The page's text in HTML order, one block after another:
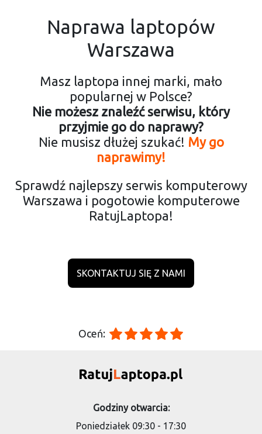
Naprawa laptopów
Warszawa
Masz laptopa innej marki, mało
popularnej w Polsce?
Nie możesz znaleźć serwisu, który
przyjmie go do naprawy?
Nie musisz dłużej szukać! My go
naprawimy!
Sprawdź najlepszy serwis komputerowy
Warszawa i pogotowie komputerowe
RatujLaptopa!
SKONTAKTUJ SIĘ Z NAMI
Oceń:
Godziny otwarcia:
Poniedziałek 09:30 - 17:30